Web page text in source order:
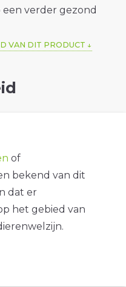
een verder gezond
VAN DIT PRODUCT
of
bekend van dit
dat er
het gebied van